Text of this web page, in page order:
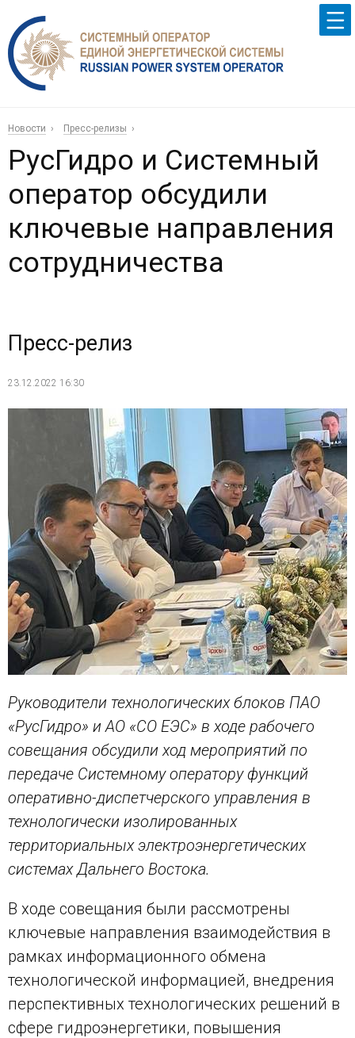
Новости Пресс-релизы
РусГидро и Системный
оператор обсудили
ключевые направления
сотрудничества
Пресс-релиз
23.12.2022 16:30
Руководители технологических блоков ПАО
«РусГидро» и АО «СО ЕЭС» в ходе рабочего
совещания обсудили ход мероприятий по
передаче Системному оператору функций
оперативно-диспетчерского управления в
технологически изолированных
территориальных электроэнергетических
системах Дальнего Востока.
В ходе совещания были рассмотрены
ключевые направления взаимодействия в
рамках информационного обмена
технологической информацией, внедрения
перспективных технологических решений в
сфере гидроэнергетики, повышения